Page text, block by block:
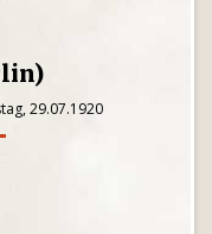
29.07.1920